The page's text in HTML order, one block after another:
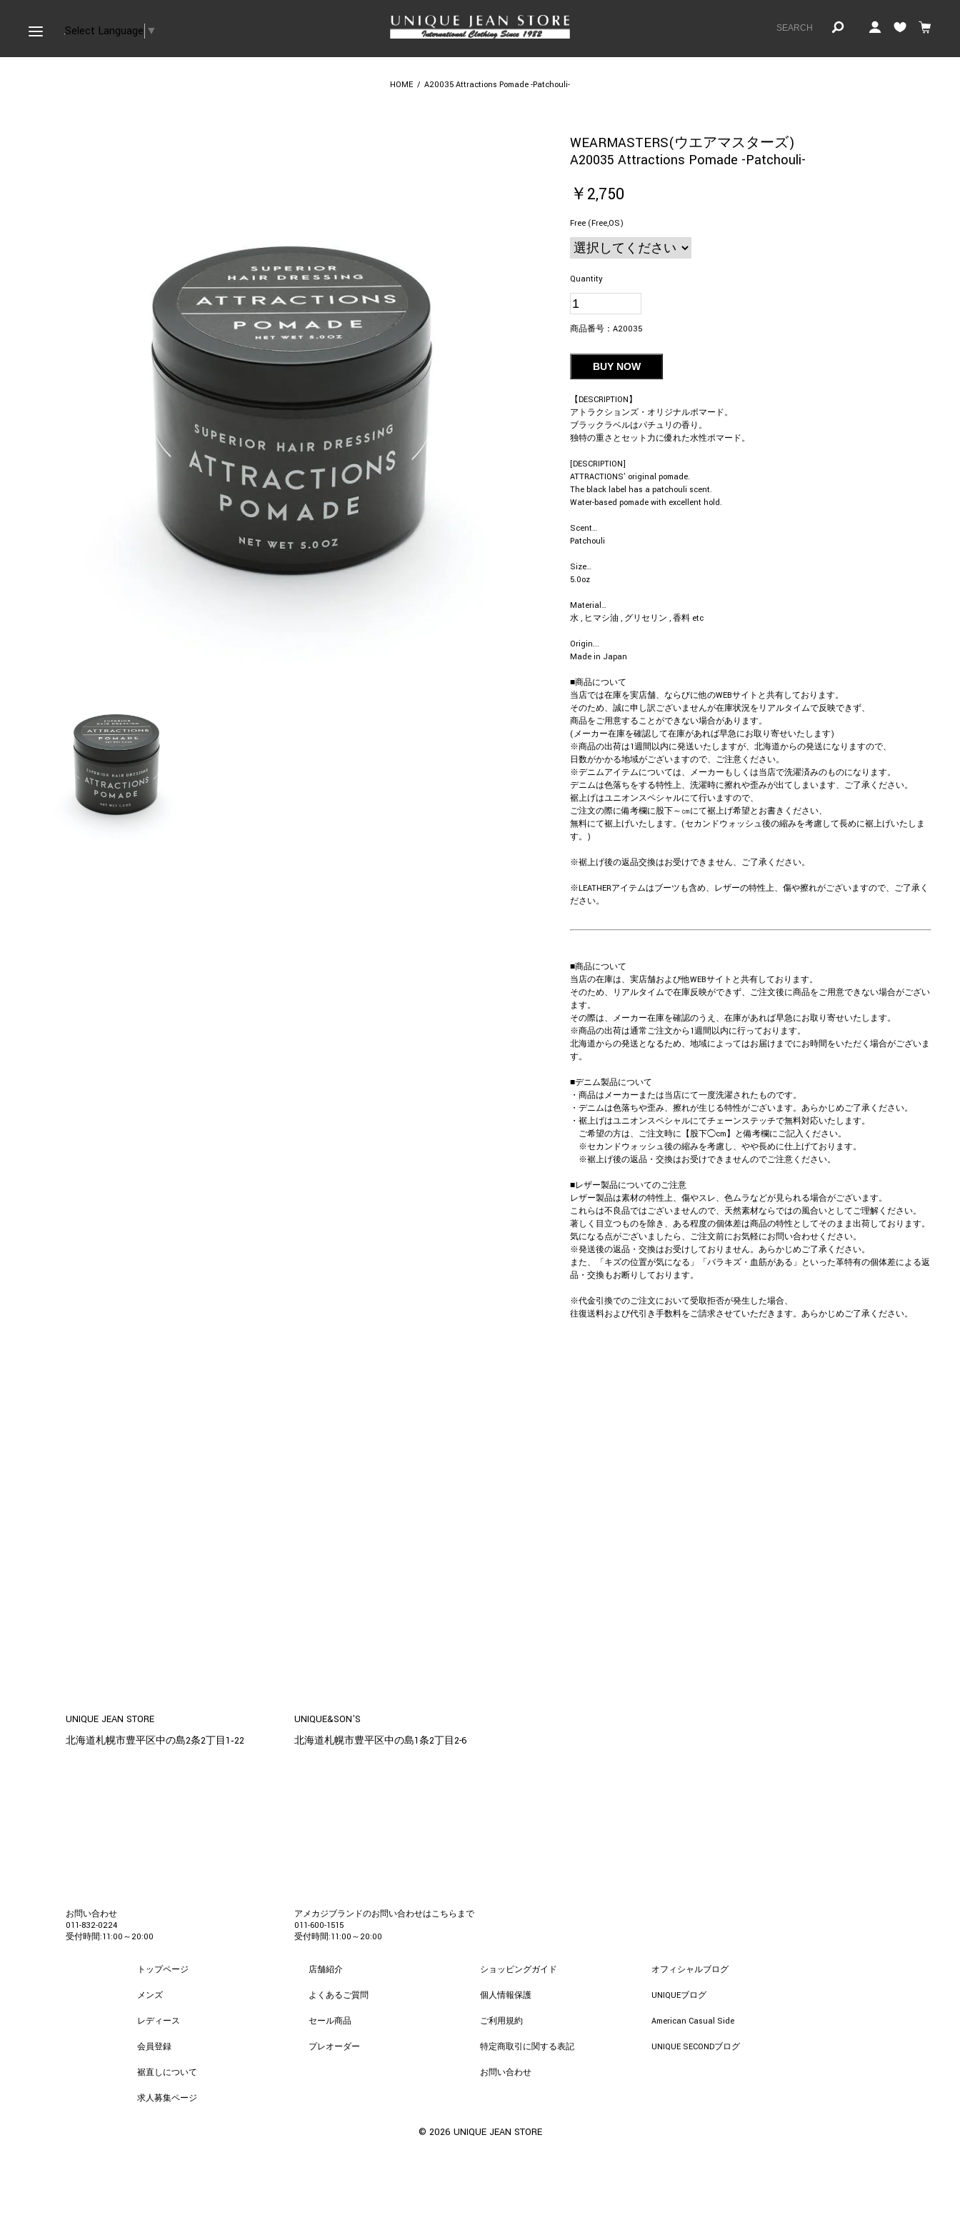
Select Language ▼
HOME / A20035 Attractions Pomade -Patchouli-
WEARMASTERS(ウエアマスターズ)
A20035 Attractions Pomade -Patchouli-
￥2,750
Free (Free,OS)
Quantity
商品番号：A20035
BUY NOW
【DESCRIPTION】
アトラクションズ・オリジナルポマード。
ブラックラベルはパチュリの香り。
独特の重さとセット力に優れた水性ポマード。
[DESCRIPTION]
ATTRACTIONS’ original pomade.
The black label has a patchouli scent.
Water-based pomade with excellent hold.
Scent…
Patchouli
Size…
5.0oz
Material…
水 , ヒマシ油 , グリセリン , 香料 etc
Origin...
Made in Japan
■商品について
当店では在庫を実店舗、ならびに他のWEBサイトと共有しております。
そのため、誠に申し訳ございませんが在庫状況をリアルタイムで反映できず、
商品をご用意することができない場合があります。
(メーカー在庫を確認して在庫があれば早急にお取り寄せいたします)
※商品の出荷は1週間以内に発送いたしますが、北海道からの発送になりますので、
日数がかかる地域がございますので、ご注意ください。
※デニムアイテムについては、メーカーもしくは当店で洗濯済みのものになります。
デニムは色落ちをする特性上、洗濯時に擦れや歪みが出てしまいます、ご了承ください。
裾上げはユニオンスペシャルにて行いますので、
ご注文の際に備考欄に股下～㎝にて裾上げ希望とお書きください、
無料にて裾上げいたします。(セカンドウォッシュ後の縮みを考慮して長めに裾上げいたしま
す。)
※裾上げ後の返品交換はお受けできません、ご了承ください。
※LEATHERアイテムはブーツも含め、レザーの特性上、傷や擦れがございますので、ご了承く
ださい。
■商品について
当店の在庫は、実店舗および他WEBサイトと共有しております。
そのため、リアルタイムで在庫反映ができず、ご注文後に商品をご用意できない場合がござい
ます。
その際は、メーカー在庫を確認のうえ、在庫があれば早急にお取り寄せいたします。
※商品の出荷は通常ご注文から1週間以内に行っております。
北海道からの発送となるため、地域によってはお届けまでにお時間をいただく場合がございま
す。
■デニム製品について
・商品はメーカーまたは当店にて一度洗濯されたものです。
・デニムは色落ちや歪み、擦れが生じる特性がございます。あらかじめご了承ください。
・裾上げはユニオンスペシャルにてチェーンステッチで無料対応いたします。
ご希望の方は、ご注文時に【股下◯cm】と備考欄にご記入ください。
※セカンドウォッシュ後の縮みを考慮し、やや長めに仕上げております。
※裾上げ後の返品・交換はお受けできませんのでご注意ください。
■レザー製品についてのご注意
レザー製品は素材の特性上、傷やスレ、色ムラなどが見られる場合がございます。
これらは不良品ではございませんので、天然素材ならではの風合いとしてご理解ください。
著しく目立つものを除き、ある程度の個体差は商品の特性としてそのまま出荷しております。
気になる点がございましたら、ご注文前にお気軽にお問い合わせください。
※発送後の返品・交換はお受けしておりません。あらかじめご了承ください。
また、「キズの位置が気になる」「バラキズ・血筋がある」といった革特有の個体差による返
品・交換もお断りしております。
※代金引換でのご注文において受取拒否が発生した場合、
往復送料および代引き手数料をご請求させていただきます。あらかじめご了承ください。
UNIQUE JEAN STORE
北海道札幌市豊平区中の島2条2丁目1‐22
お問い合わせ
011-832-0224
受付時間:11:00～20:00
UNIQUE&SON'S
北海道札幌市豊平区中の島1条2丁目2-6
アメカジブランドのお問い合わせはこちらまで
011-600-1515
受付時間:11:00～20:00
トップページ
メンズ
レディース
会員登録
裾直しについて
求人募集ページ
店舗紹介
よくあるご質問
セール商品
プレオーダー
ショッピングガイド
個人情報保護
ご利用規約
特定商取引に関する表記
お問い合わせ
オフィシャルブログ
UNIQUEブログ
American Casual Side
UNIQUE SECONDブログ
© 2026 UNIQUE JEAN STORE